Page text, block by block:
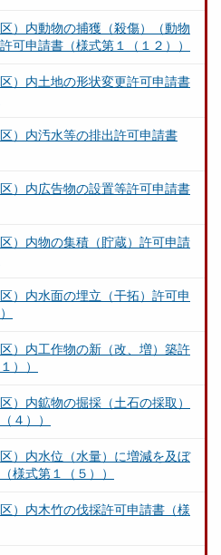
）内動物の捕獲（殺傷）（動物
可申請書（様式第１（１２））
）内土地の形状変更許可申請書
）内汚水等の排出許可申請書
）内広告物の設置等許可申請書
）内物の集積（貯蔵）許可申請
）内水面の埋立（干拓）許可申
）内工作物の新（改、増）築許
））
）内鉱物の掘採（土石の採取）
４））
）内水位（水量）に増減を及ぼ
様式第１（５））
）内木竹の伐採許可申請書（様